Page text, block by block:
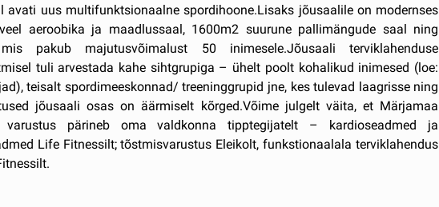
avati uus multifunktsionaalne spordihoone.Lisaks jõusaalile on modernses
aeroobika ja maadlussaal, 1600m2 suurune pallimängude saal ning
pakub majutusvõimalust 50 inimesele.Jõusaali terviklahenduse
tuli arvestada kahe sihtgrupiga – ühelt poolt kohalikud inimesed (loe:
teisalt spordimeeskonnad/ treeninggrupid jne, kes tulevad laagrisse ning
jõusaali osas on äärmiselt kõrged.Võime julgelt väita, et Märjamaa
varustus pärineb oma valdkonna tipptegijatelt – kardioseadmed ja
Life Fitnessilt; tõstmisvarustus Eleikolt, funkstionaalala terviklahendus